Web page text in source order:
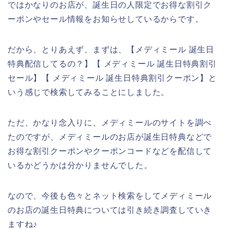
ではかなりのお店が、誕生日の人限定でお得な割引ク
ーポンやセール情報をお知らせしているからです。
だから、とりあえず、まずは、【メディミール 誕生日
特典配信してるの？】【 メディミール 誕生日特典割引
セール】【 メディミール 誕生日特典割引クーポン】と
いう感じで検索してみることにしました。
ただ、かなり念入りに、メディミールのサイトを調べ
たのですが、メディミールのお店が誕生日特典などで
お得な割引クーポンやクーポンコードなどを配信して
いるかどうかは分かりませんでした。
なので、今後も色々とネット検索をしてメディミール
のお店の誕生日特典については引き続き調査していき
ますね♪